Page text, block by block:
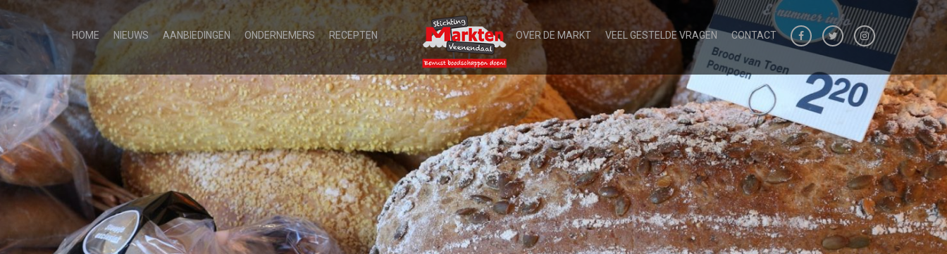
HOME NIEUWS AANBIEDINGEN ONDERNEMERS RECEPTEN OVER DE MARKT VEEL GESTELDE VRAGEN CONTACT